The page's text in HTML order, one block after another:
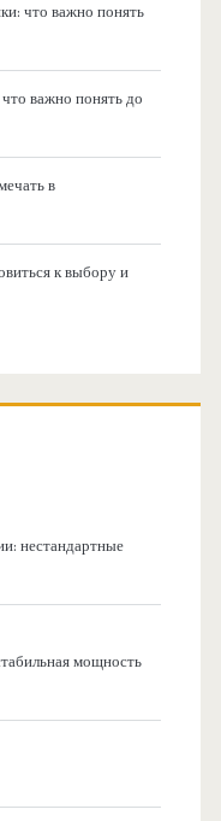
что важно понять
важно понять до
в
к выбору и
нестандартные
мощность